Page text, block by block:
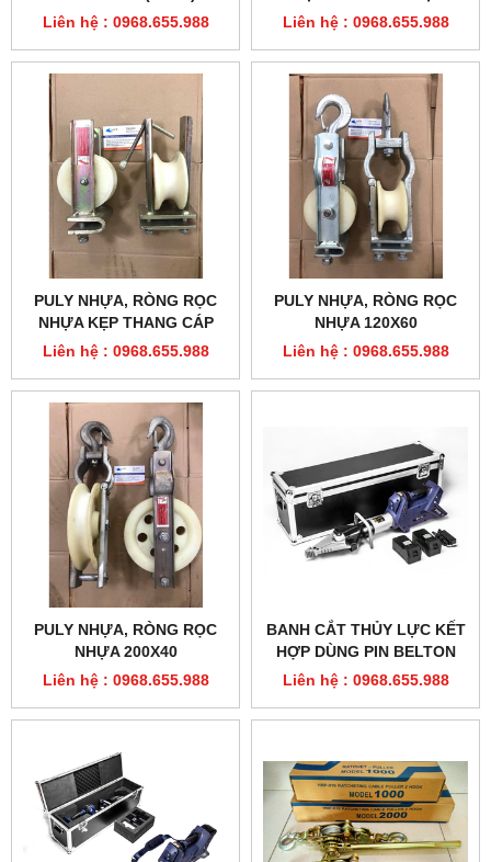
Liên hệ : 0968.655.988
Liên hệ : 0968.655.988
PULY NHỰA, RÒNG RỌC
NHỰA KẸP THANG CÁP
120X60
Liên hệ : 0968.655.988
PULY NHỰA, RÒNG RỌC
NHỰA 120X60
Liên hệ : 0968.655.988
PULY NHỰA, RÒNG RỌC
NHỰA 200X40
Liên hệ : 0968.655.988
BANH CẮT THỦY LỰC KẾT
HỢP DÙNG PIN BELTON
SC357-E
Liên hệ : 0968.655.988